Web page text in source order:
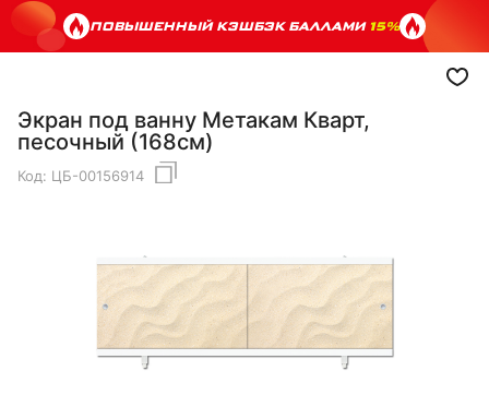
ПОВЫШЕННЫЙ КЭШБЭК БАЛЛАМИ15%
Экран под ванну Метакам Кварт,
песочный (168см)
Код: ЦБ-00156914